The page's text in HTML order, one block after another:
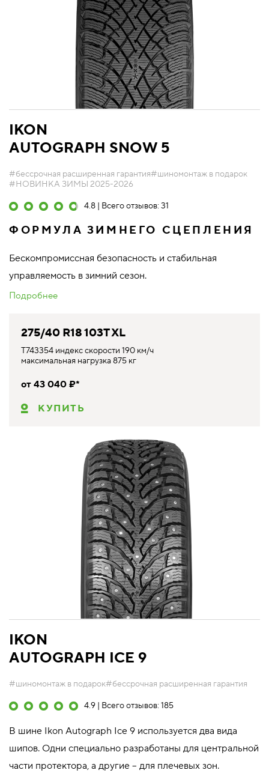
IKON
AUTOGRAPH SNOW 5
#бессрочная расширенная гарантия#шиномонтаж в подарок
#НОВИНКА ЗИМЫ 2025-2026
4.8 | Всего отзывов: 31
ФОРМУЛА ЗИМНЕГО СЦЕПЛЕНИЯ
Бескомпромиссная безопасность и стабильная
управляемость в зимний сезон.
Подробнее
275/40 R18 103T XL
T743354 индекс скорости 190 км/ч
максимальная нагрузка 875 кг
от 43 040 ₽*
КУПИТЬ
IKON
AUTOGRAPH ICE 9
#шиномонтаж в подарок#бессрочная расширенная гарантия
4.9 | Всего отзывов: 185
В шине Ikon Autograph Ice 9 используется два вида
шипов. Одни специально разработаны для центральной
части протектора, а другие – для плечевых зон.